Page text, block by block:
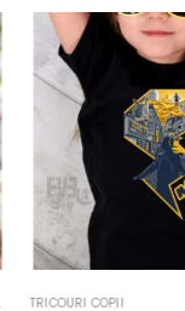
COPII